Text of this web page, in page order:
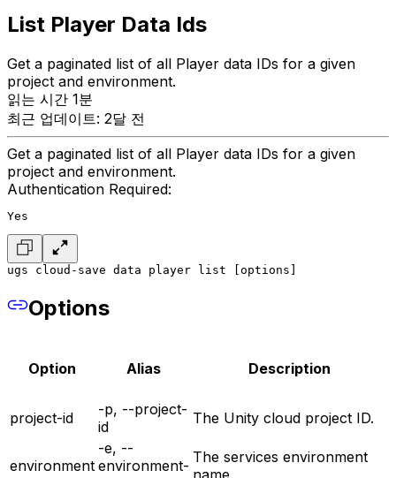
List Player Data Ids
Get a paginated list of all Player data IDs for a given
project and environment.
읽는 시간 1분
최근 업데이트: 2달 전
Get a paginated list of all Player data IDs for a given
project and environment.
Authentication Required:
Yes
ugs cloud-save data player list [options]
Options
Option Alias Description
project-id
-p, --project-
id
The Unity cloud project ID.
environment
-e, --
environment- The services environment